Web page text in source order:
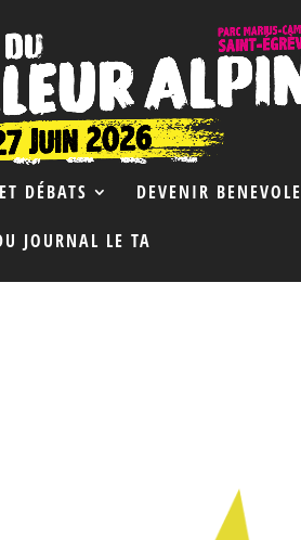
DÉBATS DEVENIR BENEVOLE
JOURNAL LE TA